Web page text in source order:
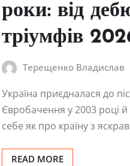
роки: від
тріумфів
Терещенко Владислав
Україна приєдналася до
Євробачення у 2003 році
себе як про країну з
READ MORE